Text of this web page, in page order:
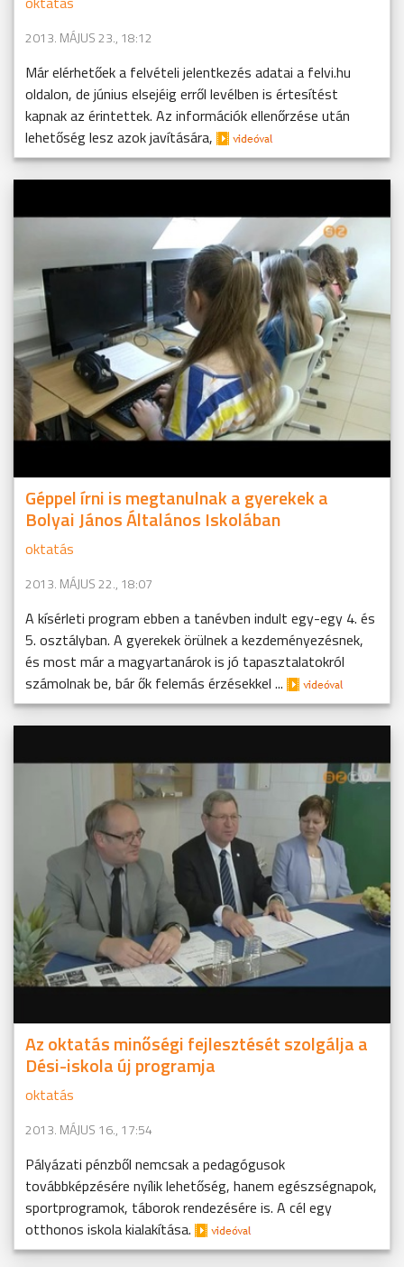
2013. MÁJUS 23., 18:12
Már elérhetőek a felvételi jelentkezés adatai a felvi.hu
oldalon, de június elsejéig erről levélben is értesítést
kapnak az érintettek. Az információk ellenőrzése után
lehetőség lesz azok javítására,
Géppel írni is megtanulnak a gyerekek a
Bolyai János Általános Iskolában
oktatás
2013. MÁJUS 22., 18:07
A kísérleti program ebben a tanévben indult egy-egy 4. és
5. osztályban. A gyerekek örülnek a kezdeményezésnek,
és most már a magyartanárok is jó tapasztalatokról
számolnak be, bár ők felemás érzésekkel ...
Az oktatás minőségi fejlesztését szolgálja a
Dési-iskola új programja
oktatás
2013. MÁJUS 16., 17:54
Pályázati pénzből nemcsak a pedagógusok
továbbképzésére nyílik lehetőség, hanem egészségnapok,
sportprogramok, táborok rendezésére is. A cél egy
otthonos iskola kialakítása.